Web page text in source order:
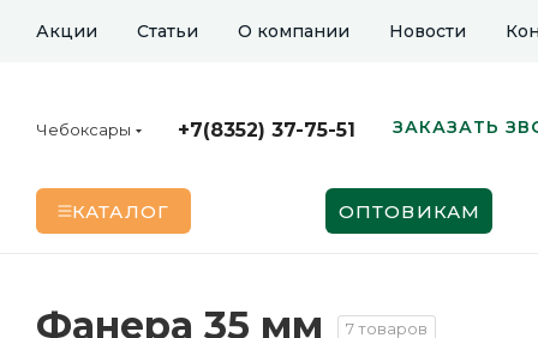
Акции Статьи О компании Новости
Чебоксары +7(8352) 37-75-51 ЗАКАЗАТЬ
КАТАЛОГ ОПТОВИКАМ
Фанера 35 мм 7 товаров